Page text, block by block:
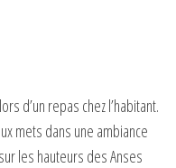
d’un repas chez l’habitant.
mets dans une ambiance
les hauteurs des Anses